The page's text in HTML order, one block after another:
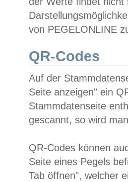
von PEGELONLINE
QR-Codes
Auf der
Seite anzeigen" ein
Stammdatenseite
gescannt, so wird
QR-Codes können
Seite eines Pegels
Tab öffnen", welcher